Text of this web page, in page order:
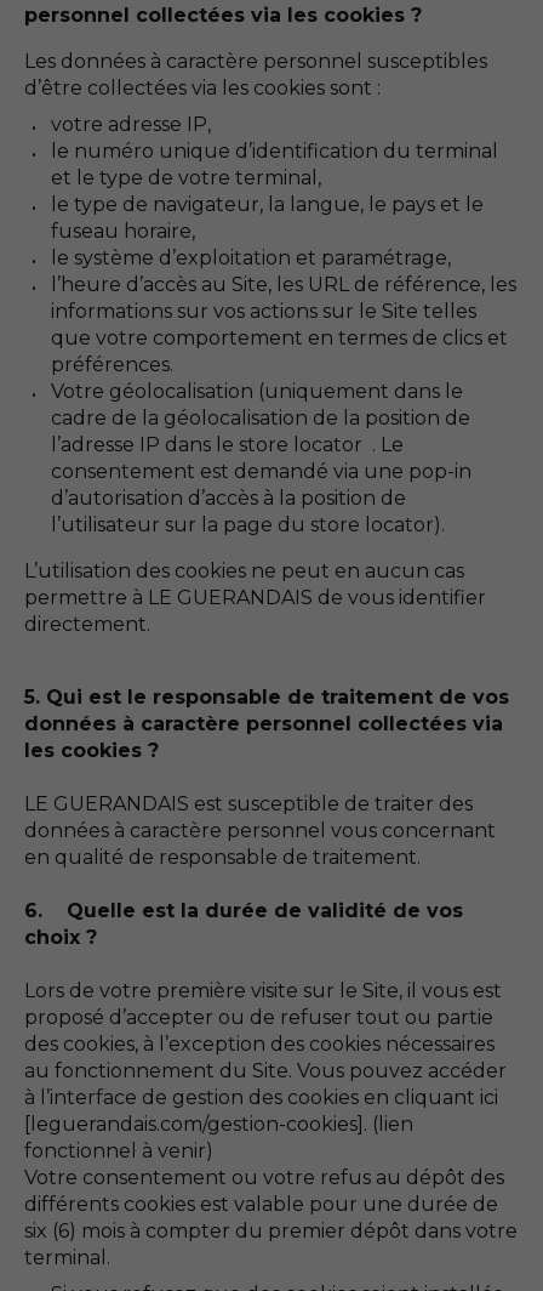
personnel collectées via les cookies ?
Les données à caractère personnel susceptibles
d’être collectées via les cookies sont :
votre adresse IP,
le numéro unique d’identification du terminal
et le type de votre terminal,
le type de navigateur, la langue, le pays et le
fuseau horaire,
le système d’exploitation et paramétrage,
l’heure d’accès au Site, les URL de référence, les
informations sur vos actions sur le Site telles
que votre comportement en termes de clics et
préférences.
Votre géolocalisation (uniquement dans le
cadre de la géolocalisation de la position de
l’adresse IP dans le store locator . Le
consentement est demandé via une pop-in
d’autorisation d’accès à la position de
l’utilisateur sur la page du store locator).
L’utilisation des cookies ne peut en aucun cas
permettre à LE GUERANDAIS de vous identifier
directement.
5. Qui est le responsable de traitement de vos
données à caractère personnel collectées via
les cookies ?
LE GUERANDAIS est susceptible de traiter des
données à caractère personnel vous concernant
en qualité de responsable de traitement.
6. Quelle est la durée de validité de vos
choix ?
Lors de votre première visite sur le Site, il vous est
proposé d’accepter ou de refuser tout ou partie
des cookies, à l’exception des cookies nécessaires
au fonctionnement du Site. Vous pouvez accéder
à l’interface de gestion des cookies en cliquant ici
[leguerandais.com/gestion-cookies]. (lien
fonctionnel à venir)
Votre consentement ou votre refus au dépôt des
différents cookies est valable pour une durée de
six (6) mois à compter du premier dépôt dans votre
terminal.